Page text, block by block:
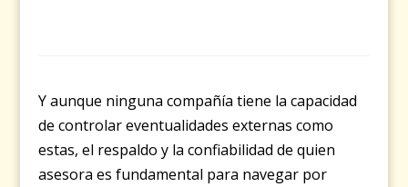
Y aunque ninguna compañía tiene la capacidad
de controlar eventualidades externas como
estas, el respaldo y la confiabilidad de quien
asesora es fundamental para navegar por